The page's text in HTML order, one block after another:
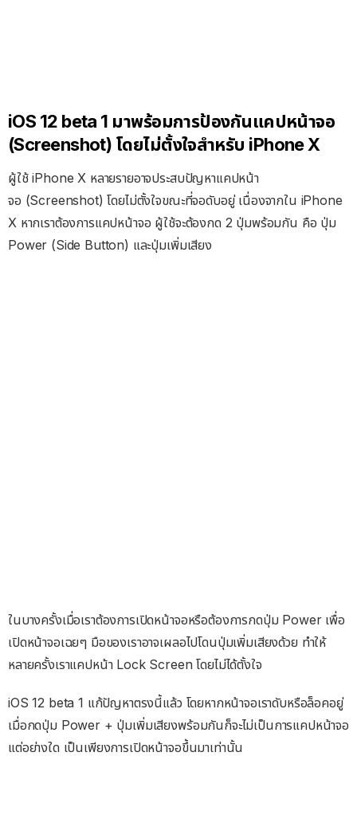
iOS 12 beta 1 มาพร้อมการป้องกันแคปหน้าจอ
(Screenshot) โดยไม่ตั้งใจสำหรับ iPhone X
ผู้ใช้ iPhone X หลายรายอาจประสบปัญหาแคปหน้า
จอ (Screenshot) โดยไม่ตั้งใจขณะที่จอดับอยู่ เนื่องจากใน iPhone
X หากเราต้องการแคปหน้าจอ ผู้ใช้จะต้องกด 2 ปุ่มพร้อมกัน คือ ปุ่ม
Power (Side Button) และปุ่มเพิ่มเสียง
ในบางครั้งเมื่อเราต้องการเปิดหน้าจอหรือต้องการกดปุ่ม Power เพื่อ
เปิดหน้าจอเฉยๆ มือของเราอาจเผลอไปโดนปุ่มเพิ่มเสียงด้วย ทำให้
หลายครั้งเราแคปหน้า Lock Screen โดยไม่ได้ตั้งใจ
iOS 12 beta 1 แก้ปัญหาตรงนี้แล้ว โดยหากหน้าจอเราดับหรือล็อคอยู่
เมื่อกดปุ่ม Power + ปุ่มเพิ่มเสียงพร้อมกันก็จะไม่เป็นการแคปหน้าจอ
แต่อย่างใด เป็นเพียงการเปิดหน้าจอขึ้นมาเท่านั้น